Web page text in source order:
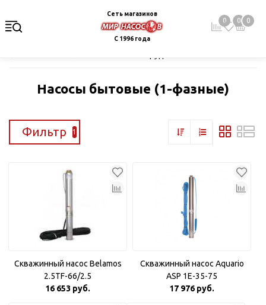
Сеть магазинов
С 1996 года
0 0 0
Насосы бытовые (1-фазные)
Фильтр 1
Скважинный насос Belamos
2.5TF-66/2.5
16 653 руб.
Скважинный насос Aquario
ASP 1E-35-75
17 976 руб.